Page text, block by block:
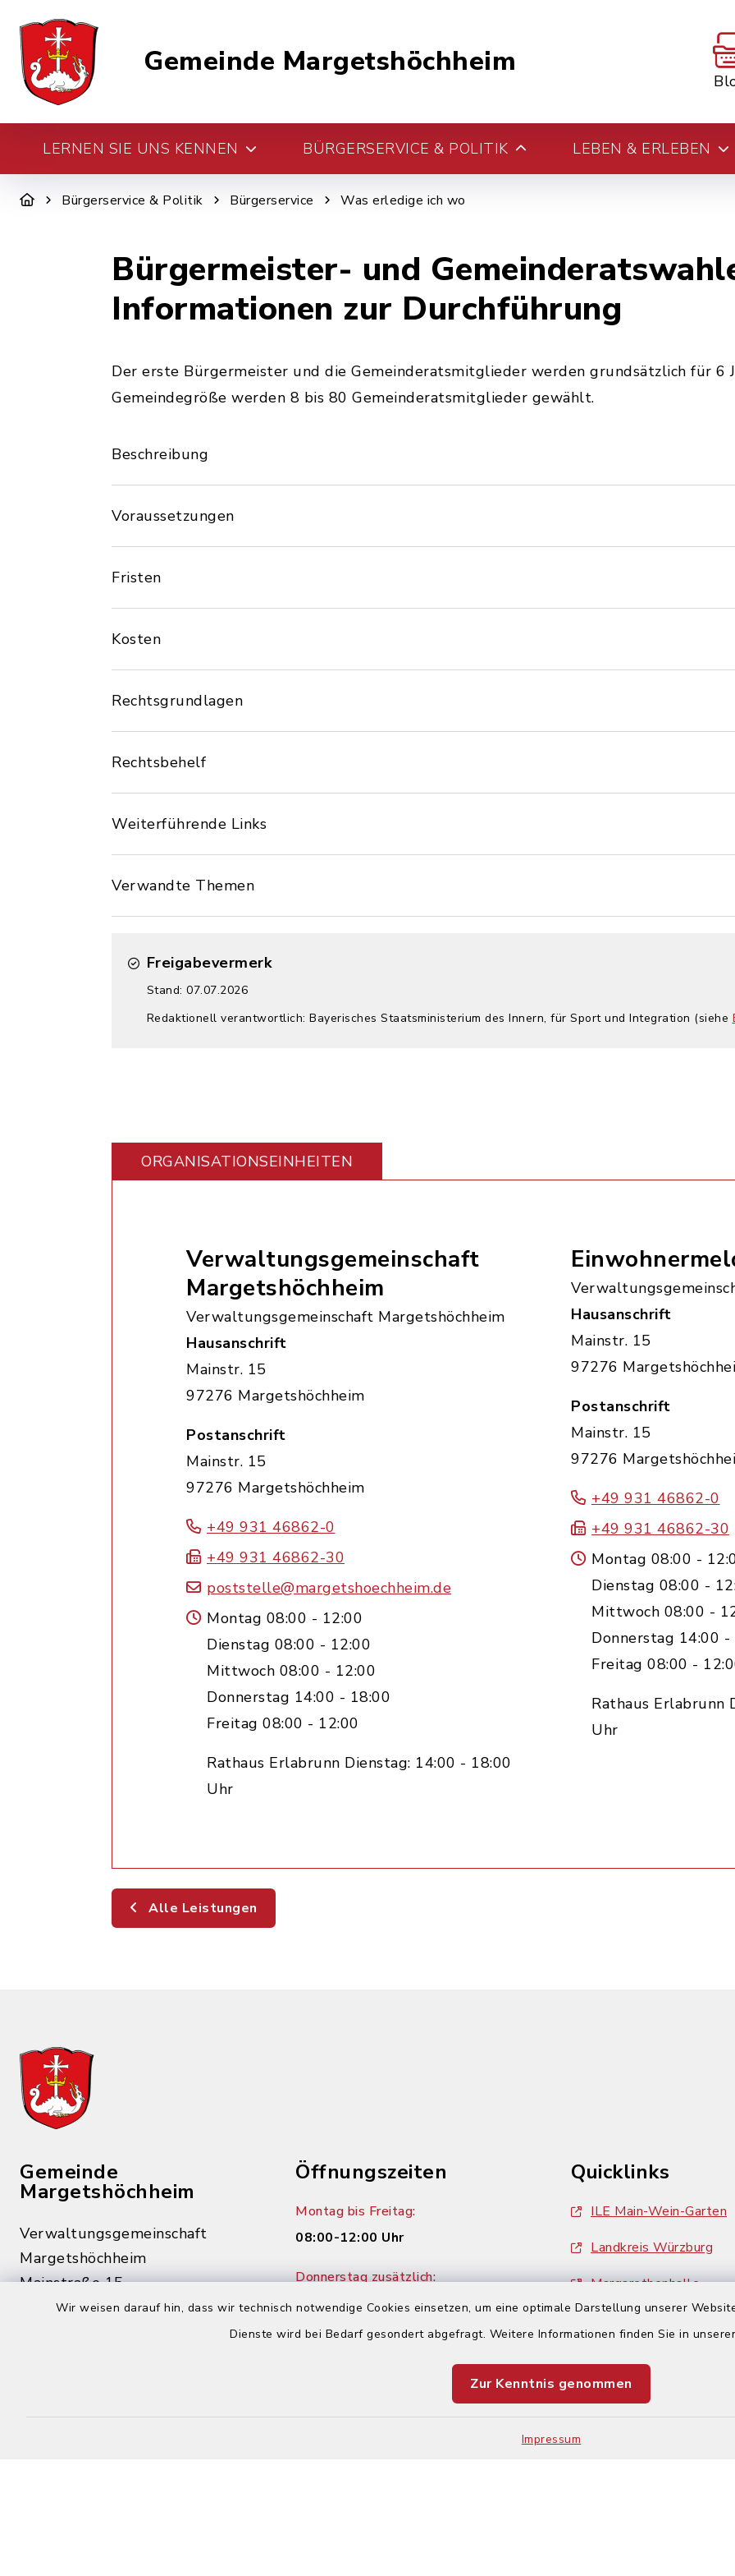
Wir weisen darauf hin, dass wir technisch notwendige Cookies einsetzen, um eine optimale Darstellung unserer
Dienste wird bei Bedarf gesondert abgefragt. Weitere Informationen finden Sie in
Zur Kenntnis genommen
Impressum
Gemeinde Margetshöchheim
LERNEN SIE UNS KENNEN BÜRGERSERVICE & POLITIK LEBEN & ERLEBEN
Bürgerservice & Politik Bürgerservice Was erledige ich wo
Bürgermeister- und
Informationen zur Durchführung
Der erste Bürgermeister und die Gemeinderatsmitglieder werden grundsätzlich für 6
Gemeindegröße werden 8 bis 80 Gemeinderatsmitglieder gewählt.
Beschreibung
Voraussetzungen
Fristen
Kosten
Rechtsgrundlagen
Rechtsbehelf
Weiterführende Links
Verwandte Themen
Freigabevermerk
Stand: 07.07.2026
Redaktionell verantwortlich: Bayerisches Staatsministerium des Innern, für Sport und Integration (siehe
ORGANISATIONS­EINHEITEN
Verwaltungsgemeinschaft
Margetshöchheim
Verwaltungsgemeinschaft Margetshöchheim
Hausanschrift
Mainstr. 15
97276 Margetshöchheim
Postanschrift
Mainstr. 15
97276 Margetshöchheim
+49 931 46862-0
+49 931 46862-30
poststelle@margetshoechheim.de
Montag 08:00 - 12:00
Dienstag 08:00 - 12:00
Mittwoch 08:00 - 12:00
Donnerstag 14:00 - 18:00
Freitag 08:00 - 12:00
Rathaus Erlabrunn Dienstag: 14:00 - 18:00
Uhr
Hausanschrift
Mainstr. 15
97276
Postanschrift
Mainstr. 15
97276
+49 931 46862-0
+49 931 46862-30
Montag 08:00 -
Dienstag 08:00 -
Mittwoch 08:00 -
Donnerstag 14:00 -
Freitag 08:00 -
Rathaus Erlabrunn
Uhr
Alle Leistungen
Gemeinde
Margetshöchheim
Verwaltungsgemeinschaft
Margetshöchheim
Mainstraße 15
97276 Margetshöchheim
buergerbuero@margetshoechheim.de
Öffnungszeiten
Montag bis Freitag:
08:00-12:00 Uhr
Donnerstag zusätzlich:
14:00-18:00 Uhr
Quicklinks
ILE Main-Wein-Garten
Landkreis Würzburg
Margarethenhalle
ZweiUferLand Tourismus